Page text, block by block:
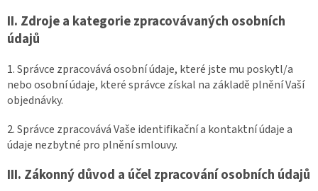
II. Zdroje a kategorie zpracovávaných osobních
údajů
1. Správce zpracovává osobní údaje, které jste mu poskytl/a
nebo osobní údaje, které správce získal na základě plnění Vaší
objednávky.
2. Správce zpracovává Vaše identifikační a kontaktní údaje a
údaje nezbytné pro plnění smlouvy.
III. Zákonný důvod a účel zpracování osobních údajů